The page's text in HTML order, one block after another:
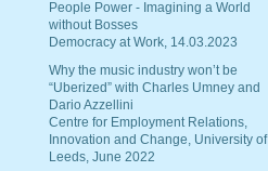
People Power - Imagining a World
without Bosses
Democracy at Work, 14.03.2023
Why the music industry won’t be
“Uberized” with Charles Umney and
Dario Azzellini
Centre for Employment Relations,
Innovation and Change, University of
Leeds, June 2022